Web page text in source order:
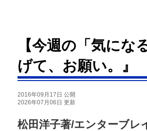
【今週の「気にな
げて、お願い。』
2016年09月17日 公開
2026年07月06日 更新
松田洋子著/エンターブレ